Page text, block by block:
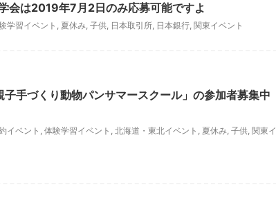
会は2019年7月2日のみ応募可能ですよ
学習イベント , 夏休み, 子供, 日本取引所, 日本銀行, 関東イベント
手づくり動物パンサマースクール」の参加者募集中
イベント , 体験学習イベント , 北海道・東北イベント , 夏休み, 子供, 関東イ